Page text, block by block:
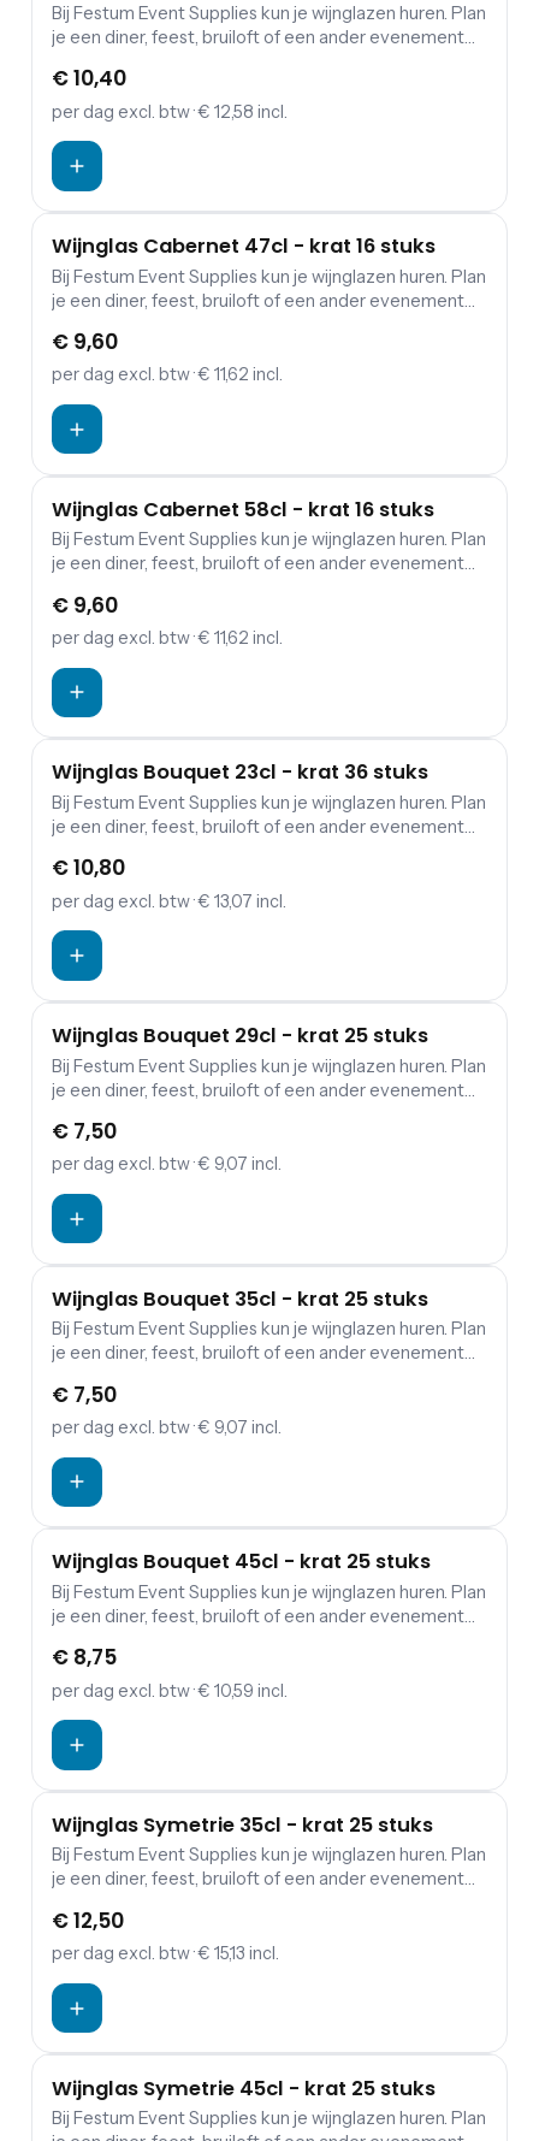
Bij Festum Event Supplies kun je wijnglazen huren. Plan
je een diner, feest, bruiloft of een ander evenement
Dan is de kans groot dat je servies wilt huren. Festum
Event Supplies verhuurt daarnaast borden, en allerlei
bij ons in Den Dungen. Geen tijd? Bij ons is het ook
mogelijk om het te laten bezorgen. Hiervoor worden
wel extra kosten in rekening gebracht.
€ 10,40
per dag excl. btw· € 12,58 incl.
Wijnglas Cabernet 47cl - krat 16 stuks
Bij Festum Event Supplies kun je wijnglazen huren. Plan
je een diner, feest, bruiloft of een ander evenement
Dan is de kans groot dat je servies wilt huren. Festum
Event Supplies verhuurt daarnaast borden, en allerlei
bij ons in Den Dungen. Geen tijd? Bij ons is het ook
mogelijk om het te laten bezorgen. Hiervoor worden
€ 9,60
per dag excl. btw· € 11,62 incl.
Wijnglas Cabernet 58cl - krat 16 stuks
Bij Festum Event Supplies kun je wijnglazen huren. Plan
je een diner, feest, bruiloft of een ander evenement
Dan is de kans groot dat je servies wilt huren. Festum
Event Supplies verhuurt daarnaast borden, en allerlei
bij ons in Den Dungen. Geen tijd? Bij ons is het ook
mogelijk om het te laten bezorgen. Hiervoor worden
wel extra kosten in rekening gebracht.
€ 9,60
per dag excl. btw· € 11,62 incl.
Wijnglas Bouquet 23cl - krat 36 stuks
Bij Festum Event Supplies kun je wijnglazen huren. Plan
je een diner, feest, bruiloft of een ander evenement
Dan is de kans groot dat je servies wilt huren. Festum
Event Supplies verhuurt daarnaast borden, en allerlei
bij ons in Den Dungen. Geen tijd? Bij ons is het ook
mogelijk om het te laten bezorgen. Hiervoor worden
wel extra kosten in rekening gebracht.
€ 10,80
per dag excl. btw· € 13,07 incl.
Wijnglas Bouquet 29cl - krat 25 stuks
Bij Festum Event Supplies kun je wijnglazen huren. Plan
je een diner, feest, bruiloft of een ander evenement
Dan is de kans groot dat je servies wilt huren. Festum
Event Supplies verhuurt daarnaast borden, en allerlei
bij ons in Den Dungen. Geen tijd? Bij ons is het ook
mogelijk om het te laten bezorgen. Hiervoor worden
€ 7,50
per dag excl. btw· € 9,07 incl.
Wijnglas Bouquet 35cl - krat 25 stuks
Bij Festum Event Supplies kun je wijnglazen huren. Plan
je een diner, feest, bruiloft of een ander evenement
Dan is de kans groot dat je servies wilt huren. Festum
Event Supplies verhuurt daarnaast borden, en allerlei
bij ons in Den Dungen. Geen tijd? Bij ons is het ook
mogelijk om het te laten bezorgen. Hiervoor worden
wel extra kosten in rekening gebracht.
€ 7,50
per dag excl. btw· € 9,07 incl.
Wijnglas Bouquet 45cl - krat 25 stuks
Bij Festum Event Supplies kun je wijnglazen huren. Plan
je een diner, feest, bruiloft of een ander evenement
Dan is de kans groot dat je servies wilt huren. Festum
Event Supplies verhuurt daarnaast borden, en allerlei
bij ons in Den Dungen. Geen tijd? Bij ons is het ook
mogelijk om het te laten bezorgen. Hiervoor worden
wel extra kosten in rekening gebracht.
€ 8,75
per dag excl. btw· € 10,59 incl.
Wijnglas Symetrie 35cl - krat 25 stuks
Bij Festum Event Supplies kun je wijnglazen huren. Plan
je een diner, feest, bruiloft of een ander evenement
Dan is de kans groot dat je servies wilt huren. Festum
Event Supplies verhuurt daarnaast borden, en allerlei
bij ons in Den Dungen. Geen tijd? Bij ons is het ook
mogelijk om het te laten bezorgen. Hiervoor worden
wel extra kosten in rekening gebracht.
€ 12,50
per dag excl. btw· € 15,13 incl.
Wijnglas Symetrie 45cl - krat 25 stuks
Bij Festum Event Supplies kun je wijnglazen huren. Plan